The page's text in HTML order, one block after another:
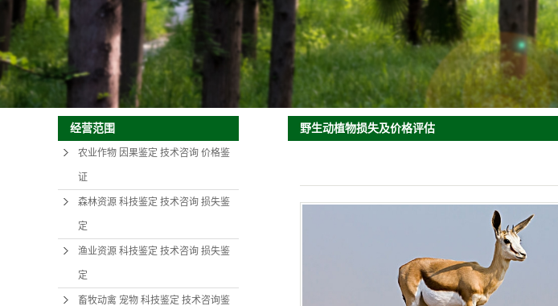
经营范围
农业作物 因果鉴定 技术咨询 价格鉴
证
森林资源 科技鉴定 技术咨询 损失鉴
定
渔业资源 科技鉴定 技术咨询 损失鉴
定
畜牧动禽 宠物 科技鉴定 技术咨询鉴
野生动植物损失及价格评估